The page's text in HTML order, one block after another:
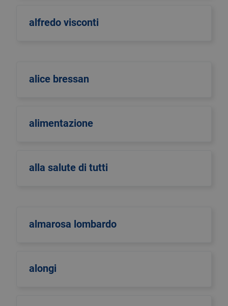
alfredo visconti
alice bressan
alimentazione
alla salute di tutti
almarosa lombardo
alongi